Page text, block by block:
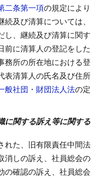
二条第一項の規定により
及び清算については、
し、継続及び清算に関す
前に清算人の登記をした
務所の所在地における登
表清算人の氏名及び住所
般社団・財団法人法の定
に関する訴え等に関する
れた、旧有限責任中間法
消しの訴え、社員総会の
の確認の訴え、社員総会